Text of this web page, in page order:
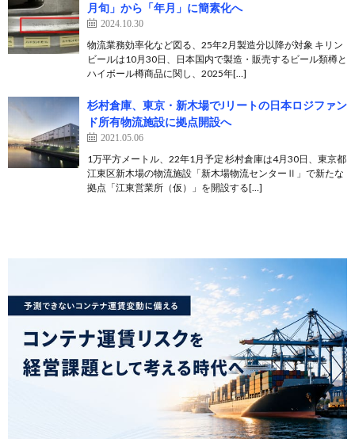
月旬」から「年月」に簡素化へ
2024.10.30
物流業務効率化など図る、25年2月製造分以降が対象 キリン
ビールは10月30日、日本国内で製造・販売するビール類樽と
ハイボール樽商品に関し、2025年[…]
杉村倉庫、東京・新木場でJリートの日本ロジファン
ド所有物流施設に拠点開設へ
2021.05.06
1万平方メートル、22年1月予定 杉村倉庫は4月30日、東京都
江東区新木場の物流施設「新木場物流センターⅡ」で新たな
拠点「江東営業所（仮）」を開設する[…]